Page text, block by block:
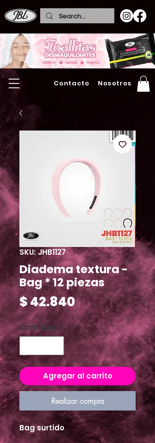
Contacto Nosotros
SKU: JHB1127
Diadema textura -
Bag * 12 piezas
$ 42.840Precio
Cantidad *
Agregar al carrito
Realizar compra
Bag surtido